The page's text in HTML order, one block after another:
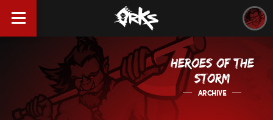
HEROES OF THE
STORM
ARCHIVE